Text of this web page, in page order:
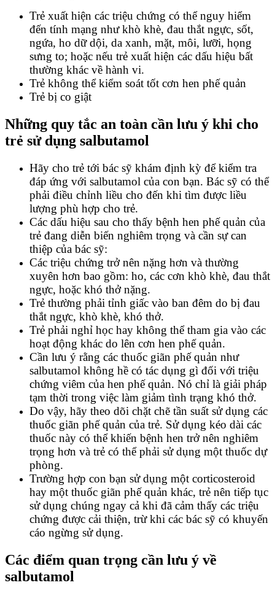
Trẻ xuất hiện các triệu chứng có thể nguy hiểm
đến tính mạng như khò khè, đau thắt ngực, sốt,
ngứa, ho dữ dội, da xanh, mặt, môi, lưỡi, họng
sưng to; hoặc nếu trẻ xuất hiện các dấu hiệu bất
thường khác về hành vi.
Trẻ không thể kiểm soát tốt cơn hen phế quản
Trẻ bị co giật
Những quy tắc an toàn cần lưu ý khi cho
trẻ sử dụng salbutamol
Hãy cho trẻ tới bác sỹ khám định kỳ để kiểm tra
đáp ứng với salbutamol của con bạn. Bác sỹ có thể
phải điều chỉnh liều cho đến khi tìm được liều
lượng phù hợp cho trẻ.
Các dấu hiệu sau cho thấy bệnh hen phế quản của
trẻ đang diễn biến nghiêm trọng và cần sự can
thiệp của bác sỹ:
Các triệu chứng trở nên nặng hơn và thường
xuyên hơn bao gồm: ho, các cơn khò khè, đau thắt
ngực, hoặc khó thở nặng.
Trẻ thường phải tỉnh giấc vào ban đêm do bị đau
thắt ngực, khò khè, khó thở.
Trẻ phải nghỉ học hay không thể tham gia vào các
hoạt động khác do lên cơn hen phế quản.
Cần lưu ý rằng các thuốc giãn phế quản như
salbutamol không hề có tác dụng gì đối với triệu
chứng viêm của hen phế quản. Nó chỉ là giải pháp
tạm thời trong việc làm giảm tình trạng khó thở.
Do vậy, hãy theo dõi chặt chẽ tần suất sử dụng các
thuốc giãn phế quản của trẻ. Sử dụng kéo dài các
thuốc này có thể khiến bệnh hen trở nên nghiêm
trọng hơn và trẻ có thể phải sử dụng một thuốc dự
phòng.
Trường hợp con bạn sử dụng một corticosteroid
hay một thuốc giãn phế quản khác, trẻ nên tiếp tục
sử dụng chúng ngay cả khi đã cảm thấy các triệu
chứng được cải thiện, trừ khi các bác sỹ có khuyến
cáo ngừng sử dụng.
Các điểm quan trọng cần lưu ý về
salbutamol